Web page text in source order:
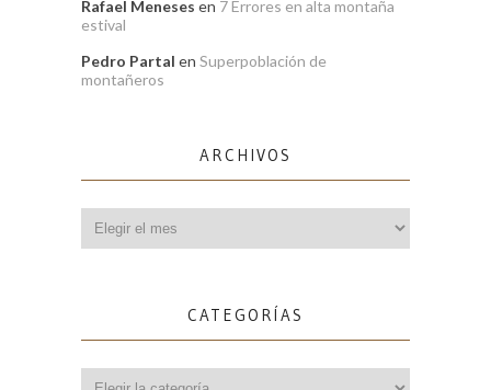
Rafael Meneses en 7 Errores en alta montaña
estival
Pedro Partal en Superpoblación de
montañeros
ARCHIVOS
CATEGORÍAS